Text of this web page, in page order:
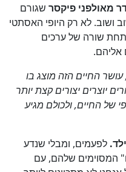
מאולפני פיקסר שגורם
ושוב. לא רק היופי האסתטי
שורה של ערכים
אליהם.
החיים הזה מוצג בו
יוצרים יצורים קצת יותר
של החיים, ולכולם מגיע
לפעמים, ומבלי שנדע
המסוימים שלהם, עם